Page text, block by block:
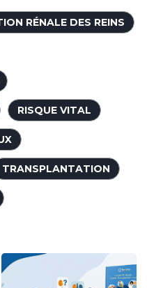
RÉNALE DES REINS
RISQUE VITAL
TRANSPLANTATION